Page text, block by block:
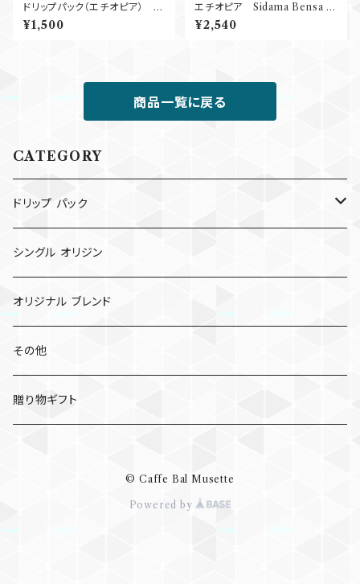
ドリップパック（エチオピア）
５P
¥1,500
エチオピア Sidama Bensa S
hantawene Natural G１ 25
0g
¥2,540
商品一覧に戻る
CATEGORY
ドリップ パック
ドリップ パック
コールド ブリュー パック
シングル オリジン
オリジナル ブレンド
その他
贈り物ギフト
© Caffe Bal Musette
Powered by